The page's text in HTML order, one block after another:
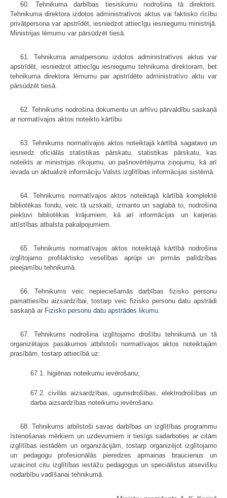
60. Tehnikuma darbības tiesiskumu nodrošina tā direktors.
Tehnikuma direktora izdotos administratīvos aktus vai faktisko rīcību
privātpersona var apstrīdēt, iesniedzot attiecīgu iesniegumu ministrijā.
Ministrijas lēmumu var pārsūdzēt tiesā.
61. Tehnikuma amatpersonu izdotos administratīvos aktus var
apstrīdēt, iesniedzot attiecīgu iesniegumu tehnikuma direktoram, bet
tehnikuma direktora lēmumu par apstrīdēto administratīvo aktu var
pārsūdzēt tiesā.
62. Tehnikums nodrošina dokumentu un arhīvu pārvaldību saskaņā
ar normatīvajos aktos noteikto kārtību.
63. Tehnikums normatīvajos aktos noteiktajā kārtībā sagatavo un
iesniedz oficiālās statistikas pārskatu, statistikas pārskatu, kas
noteikts ar ministrijas rīkojumu, un pašnovērtējuma ziņojumu, kā arī
ievada un aktualizē informāciju Valsts izglītības informācijas sistēmā.
64. Tehnikums normatīvajos aktos noteiktajā kārtībā komplektē
bibliotēkas fondu, veic tā uzskaiti, izmanto un saglabā to, nodrošina
piekļuvi bibliotēkas krājumiem, kā arī informācijas un karjeras
attīstības atbalsta pakalpojumiem.
65. Tehnikums normatīvajos aktos noteiktajā kārtībā nodrošina
izglītojamo profilaktisko veselības aprūpi un pirmās palīdzības
pieejamību tehnikumā.
66. Tehnikums veic nepieciešamās darbības fizisko personu
pamattiesību aizsardzībai, tostarp veic fizisko personu datu apstrādi
saskaņā ar Fizisko personu datu apstrādes likumu.
67. Tehnikums nodrošina izglītojamo drošību tehnikumā un tā
organizētajos pasākumos atbilstoši normatīvajos aktos noteiktajām
prasībām, tostarp attiecībā uz:
67.1. higiēnas noteikumu ievērošanu;
67.2. civilās aizsardzības, ugunsdrošības, elektrodrošības un
darba aizsardzības noteikumu ievērošanu.
68. Tehnikums atbilstoši savas darbības un izglītības programmu
īstenošanas mērķiem un uzdevumiem ir tiesīgs sadarboties ar citām
izglītības iestādēm un organizācijām, tostarp organizējot izglītojamo
un pedagogu profesionālās pieredzes apmaiņas braucienus un
uzaicinot citu izglītības iestāžu pedagogus un speciālistus atsevišķu
nodarbību vadīšanai tehnikumā.